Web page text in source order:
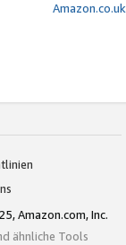
Amazon.com, Inc.
ähnliche Tools